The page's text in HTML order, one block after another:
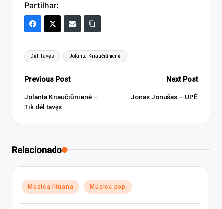
Partilhar:
Tags:
Dėl Tavęs Jolanta Kriaučiūnienė
Post
navigation
Previous Post
Jolanta Kriaučiūnienė –
Tik dėl tavęs
Next Post
Jonas Jonušas – UPĖ
Relacionado
Posted
in
Música lituana Música pop